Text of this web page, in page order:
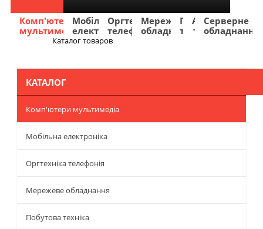
Комп'ютери
мультимедіа
Мобільна
електроніка
Оргтехніка
телефонія
Мережеве
обладнання
Побутова
техніка
TV
та
Фото
та
Авто
та
Серверне
обладнання
Каталог товаров
КАТАЛОГ
Комп'ютери мультимедіа
Мобільна електроніка
Оргтехніка телефонія
Мережеве обладнання
Побутова техніка